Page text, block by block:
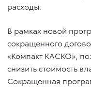
расходы.
В рамках новой
сокращенного
«Компакт КАСКО»,
снизить стоимость
Сокращенная